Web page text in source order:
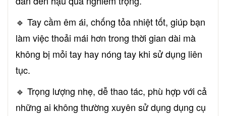
🔹 Tay cầm êm ái, chống tỏa nhiệt tốt, giúp bạn
làm việc thoải mái hơn trong thời gian dài mà
không bị mỏi tay hay nóng tay khi sử dụng liên
tục.
🔹 Trọng lượng nhẹ, dễ thao tác, phù hợp với cả
những ai không thường xuyên sử dụng dụng cụ